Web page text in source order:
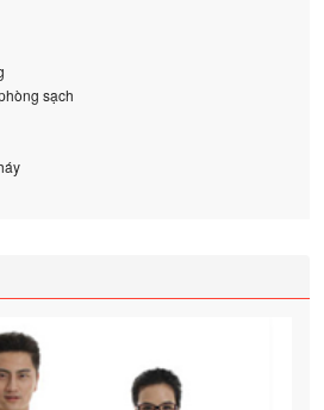
sạch